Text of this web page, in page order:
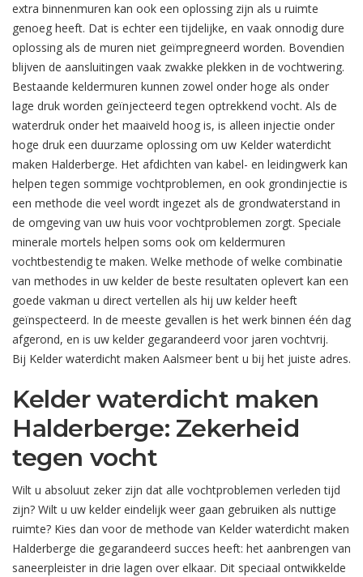
extra binnenmuren kan ook een oplossing zijn als u ruimte
genoeg heeft. Dat is echter een tijdelijke, en vaak onnodig dure
oplossing als de muren niet geïmpregneerd worden. Bovendien
blijven de aansluitingen vaak zwakke plekken in de vochtwering.
Bestaande keldermuren kunnen zowel onder hoge als onder
lage druk worden geïnjecteerd tegen optrekkend vocht. Als de
waterdruk onder het maaiveld hoog is, is alleen injectie onder
hoge druk een duurzame oplossing om uw Kelder waterdicht
maken Halderberge. Het afdichten van kabel- en leidingwerk kan
helpen tegen sommige vochtproblemen, en ook grondinjectie is
een methode die veel wordt ingezet als de grondwaterstand in
de omgeving van uw huis voor vochtproblemen zorgt. Speciale
minerale mortels helpen soms ook om keldermuren
vochtbestendig te maken. Welke methode of welke combinatie
van methodes in uw kelder de beste resultaten oplevert kan een
goede vakman u direct vertellen als hij uw kelder heeft
geïnspecteerd. In de meeste gevallen is het werk binnen één dag
afgerond, en is uw kelder gegarandeerd voor jaren vochtvrij.
Bij Kelder waterdicht maken Aalsmeer bent u bij het juiste adres.
Kelder waterdicht maken
Halderberge: Zekerheid
tegen vocht
Wilt u absoluut zeker zijn dat alle vochtproblemen verleden tijd
zijn? Wilt u uw kelder eindelijk weer gaan gebruiken als nuttige
ruimte? Kies dan voor de methode van Kelder waterdicht maken
Halderberge die gegarandeerd succes heeft: het aanbrengen van
saneerpleister in drie lagen over elkaar. Dit speciaal ontwikkelde